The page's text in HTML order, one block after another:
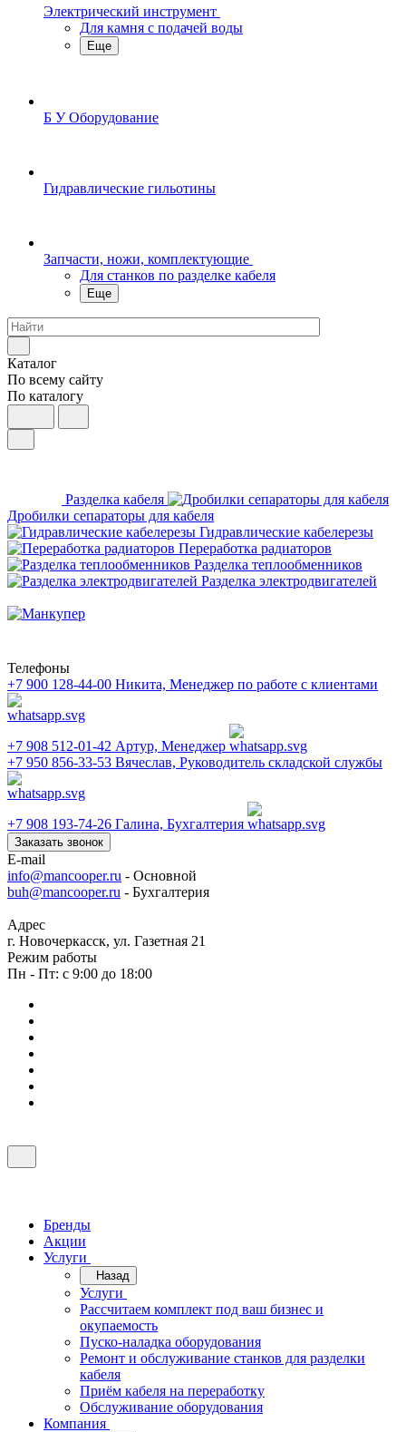
Электрический инструмент
Для камня с подачей воды
Еще
Б У Оборудование
Гидравлические гильотины
Запчасти, ножи, комплектующие
Для станков по разделке кабеля
Еще
Каталог
По всему сайту
По каталогу
Разделка кабеля
Дробилки сепараторы для кабеля
Гидравлические кабелерезы
Переработка радиаторов
Разделка теплообменников
Разделка электродвигателей
Телефоны
+7 900 128-44-00 Никита, Менеджер по работе с клиентами
+7 908 512-01-42 Артур, Менеджер
+7 950 856-33-53 Вячеслав, Руководитель складской службы
+7 908 193-74-26 Галина, Бухгалтерия
Заказать звонок
E-mail
info@mancooper.ru - Основной
buh@mancooper.ru - Бухгалтерия
Адрес
г. Новочеркасск, ул. Газетная 21
Режим работы
Пн - Пт: с 9:00 до 18:00
Бренды
Акции
Услуги
Назад
Услуги
Рассчитаем комплект под ваш бизнес и
окупаемость
Пуско-наладка оборудования
Ремонт и обслуживание станков для разделки
кабеля
Приём кабеля на переработку
Обслуживание оборудования
Компания